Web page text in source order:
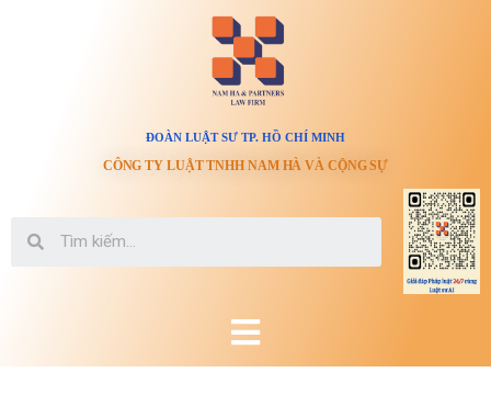
ĐOÀN LUẬT SƯ TP. HỒ CHÍ MINH
CÔNG TY LUẬT TNHH NAM HÀ VÀ CỘNG SỰ